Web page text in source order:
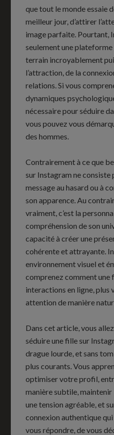
que tout le monde essaie
meilleur jour, d’attirer
image parfaite. Pourtant,
seulement une plateforme
terrain incroyablement
l’attraction, de la
relations. Si vous
dynamiques
nécessaire pour séduire
vous pouvez vous
des hommes.
Contrairement à ce que
sur Instagram ne consiste
message au hasard ou à
son apparence. Au
vraiment, c’est la
compréhension de son
capacité à créer une
cohérente et attrayante.
environnement visuel et
comprenez comment une
interactions en ligne, plus
attention de manière
Dans cet article, vous
séduire une fille sur
drague lourde, et sans
plus courants. Vous
optimiser votre profil,
manière subtile,
une tension agréable, et
connexion authentique
vous répondre, de vous